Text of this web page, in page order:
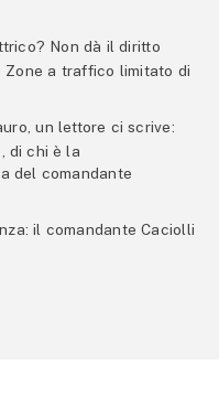
Non dà il diritto
a traffico limitato di
un lettore ci scrive:
di chi è la
del comandante
il comandante Caciolli